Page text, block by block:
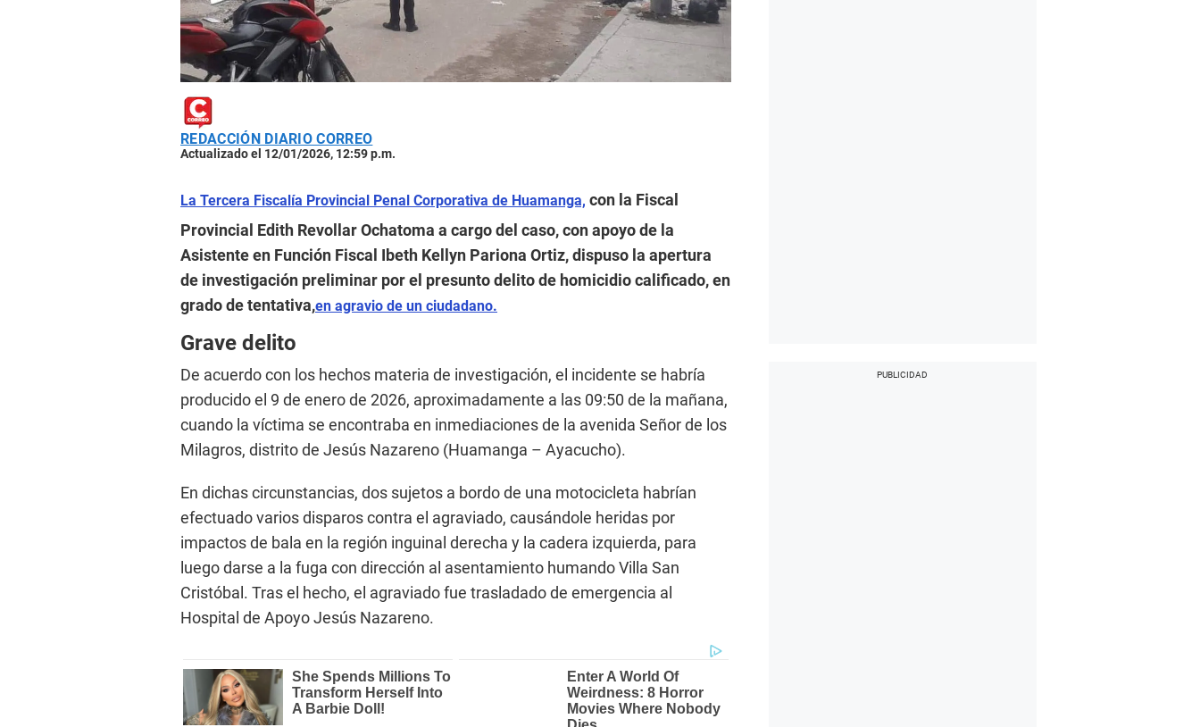
REDACCIÓN DIARIO CORREO
Actualizado el 12/01/2026, 12:59 p.m.
La Tercera Fiscalía Provincial Penal Corporativa de Huamanga, con la Fiscal
Provincial Edith Revollar Ochatoma a cargo del caso, con apoyo de la
Asistente en Función Fiscal Ibeth Kellyn Pariona Ortiz, dispuso la apertura
de investigación preliminar por el presunto delito de homicidio calificado, en
grado de tentativa,en agravio de un ciudadano.
Grave delito
De acuerdo con los hechos materia de investigación, el incidente se habría
producido el 9 de enero de 2026, aproximadamente a las 09:50 de la mañana,
cuando la víctima se encontraba en inmediaciones de la avenida Señor de los
Milagros, distrito de Jesús Nazareno (Huamanga – Ayacucho).
En dichas circunstancias, dos sujetos a bordo de una motocicleta habrían
efectuado varios disparos contra el agraviado, causándole heridas por
impactos de bala en la región inguinal derecha y la cadera izquierda, para
luego darse a la fuga con dirección al asentamiento humando Villa San
Cristóbal. Tras el hecho, el agraviado fue trasladado de emergencia al
Hospital de Apoyo Jesús Nazareno.